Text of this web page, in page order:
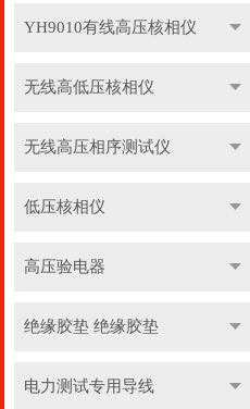
YH9010有线高压核相仪
无线高低压核相仪
无线高压相序测试仪
低压核相仪
高压验电器
绝缘胶垫 绝缘胶垫
电力测试专用导线